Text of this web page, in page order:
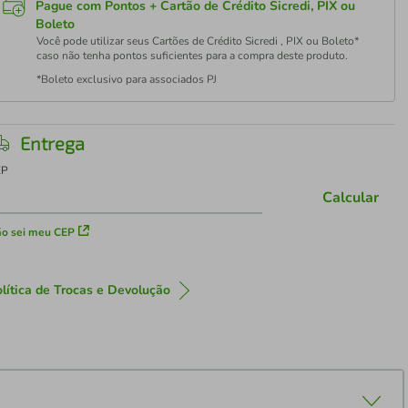
Pague com Pontos + Cartão de Crédito Sicredi, PIX ou
Boleto
Você pode utilizar seus Cartões de Crédito Sicredi , PIX ou Boleto*
caso não tenha pontos suficientes para a compra deste produto.
*Boleto exclusivo para associados PJ
Entrega
sei meu CEP
Calcular
de Trocas e Devolução